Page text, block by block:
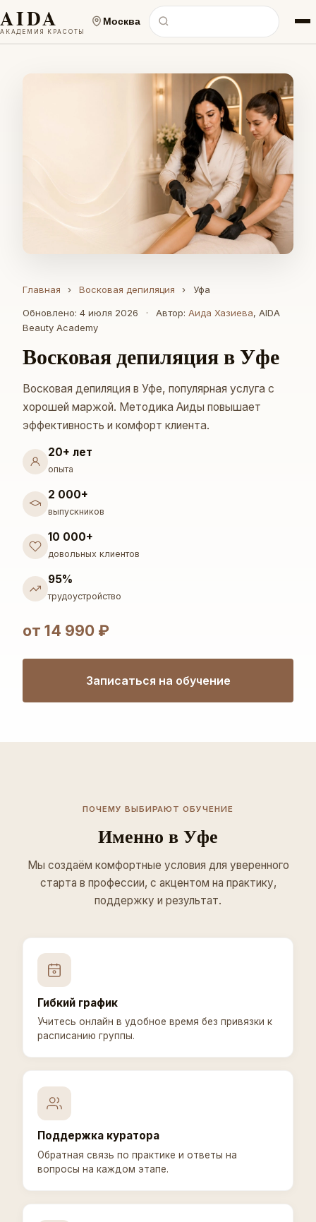
AIDA
АКАДЕМИЯ КРАСОТЫ
Москва
Главная › Восковая депиляция › Уфа
Обновлено: 4 июля 2026 · Автор:Аида Хазиева, AIDA
Beauty Academy
Восковая депиляция в Уфе
Восковая депиляция в Уфе, популярная услуга с
хорошей маржой. Методика Аиды повышает
эффективность и комфорт клиента.
20+ лет
опыта
2 000+
выпускников
10 000+
довольных клиентов
95%
трудоустройство
от 14 990 ₽
Записаться на обучение
ПОЧЕМУ ВЫБИРАЮТ ОБУЧЕНИЕ
Именно в Уфе
Мы создаём комфортные условия для уверенного
старта в профессии, с акцентом на практику,
поддержку и результат.
Гибкий график
Учитесь онлайн в удобное время без привязки к
расписанию группы.
Поддержка куратора
Обратная связь по практике и ответы на
вопросы на каждом этапе.